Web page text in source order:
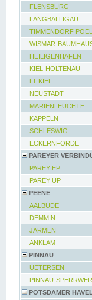
FLENSBURG
LANGBALLIGAU
TIMMENDORF POEL
WISMAR-
HEILIGENHAFEN
KIEL-HOLTENAU
LT KIEL
NEUSTADT
MARIENLEUCHTE
KAPPELN
SCHLESWIG
ECKERNFÖRDE
PAREYER
PAREY EP
PAREY UP
PEENE
AALBUDE
DEMMIN
JARMEN
ANKLAM
PINNAU
UETERSEN
PINNAU-
POTSDAMER HAVEL